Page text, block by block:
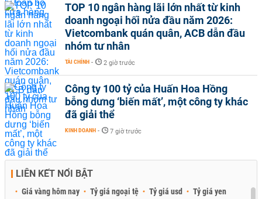
TOP 10 ngân hàng lãi lớn nhất từ kinh
doanh ngoại hối nửa đầu năm 2026:
Vietcombank quán quân, ACB dẫn đầu
nhóm tư nhân
TÀI CHÍNH - 2 giờ trước
Công ty 100 tỷ của Huấn Hoa Hồng
bỗng dưng ‘biến mất’, một công ty khác
đã giải thể
KINH DOANH - 7 giờ trước
LIÊN KẾT NỔI BẬT
Giá vàng hôm nay Tỷ giá ngoại tệ Tỷ giá usd Tỷ giá yen